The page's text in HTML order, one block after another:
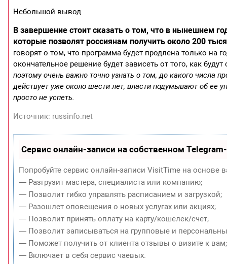
Небольшой вывод
В завершение стоит сказать о том, что в нынешнем
которые позволят россиянам получить около 200
говорят о том, что программа будет продлена только на
окончательное решение будет зависеть от того, как
поэтому очень важно точно узнать о том, до какого числа
действует уже около шести лет, власти подумывают об ее
просто не успеть.
Источник: russinfo.net
Сервис онлайн-записи на собственном
Попробуйте сервис онлайн-записи VisitTime на основе
— Разгрузит мастера, специалиста или компанию;
— Позволит гибко управлять расписанием и загрузкой;
— Разошлет оповещения о новых услугах или акциях;
— Позволит принять оплату на карту/кошелек/счет;
— Позволит записываться на групповые и
— Поможет получить от клиента отзывы о визите к вам;
— Включает в себя сервис чаевых.